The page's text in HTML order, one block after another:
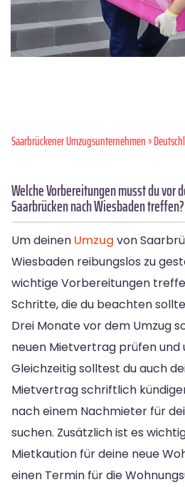
Saarbrückener Umzugsunternehmen»
Welche Vorbereitungen musst du vor
Saarbrücken nach Wiesbaden treffen?
Um deinen Umzug von
Wiesbaden reibungslos zu
wichtige Vorbereitungen
Schritte, die du beachten
Drei Monate vor dem Umzug
neuen Mietvertrag prüfen und
Gleichzeitig solltest du auch
Mietvertrag schriftlich
nach einem Nachmieter für
suchen. Zusätzlich ist es
Mietkaution für deine neue
einen Termin für die